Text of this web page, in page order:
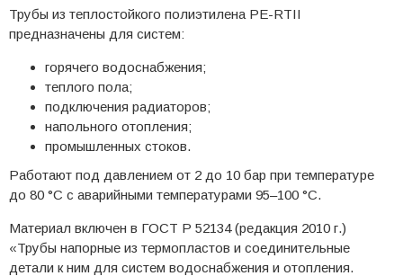
Трубы из теплостойкого полиэтилена PE-RTII
предназначены для систем:
горячего водоснабжения;
теплого пола;
подключения радиаторов;
напольного отопления;
промышленных стоков.
Работают под давлением от 2 до 10 бар при температуре
до 80 °C с аварийными температурами 95–100 °C.
Материал включен в ГОСТ Р 52134 (редакция 2010 г.)
«Трубы напорные из термопластов и соединительные
детали к ним для систем водоснабжения и отопления.